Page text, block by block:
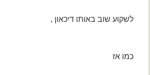
לשקוע שוב באותו דיכאון ,
כמו אז